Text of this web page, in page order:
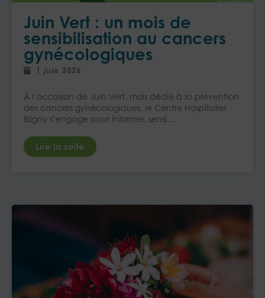
Juin Vert : un mois de
sensibilisation au cancers
gynécologiques
1 juin 2026
À l’occasion de Juin Vert, mois dédié à la prévention
des cancers gynécologiques, le Centre Hospitalier
Bligny s’engage pour informer, sensi....
Lire la suite